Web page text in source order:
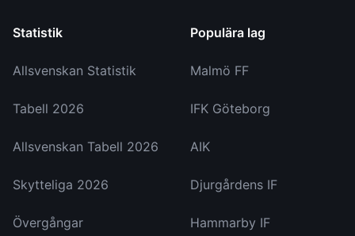
Statistik
Allsvenskan Statistik
Tabell 2026
Allsvenskan Tabell 2026
Skytteliga 2026
Övergångar
Populära lag
Malmö FF
IFK Göteborg
AIK
Djurgårdens IF
Hammarby IF